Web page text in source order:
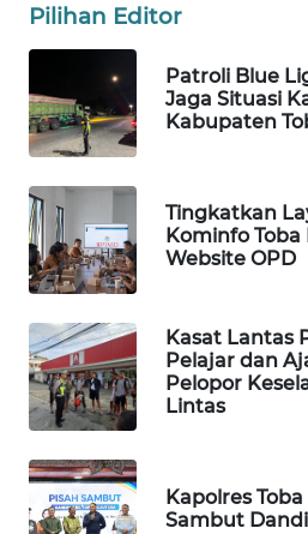
Pilihan Editor
Patroli Blue
Jaga Situasi
Kabupaten
Tingkatkan
Kominfo
Website OPD
Kasat Lantas
Pelajar dan
Pelopor
Lintas
Kapolres
Sambut
MARTABAT
PLN
WATCH
MKLI
LPKKI
KOPEKLIN